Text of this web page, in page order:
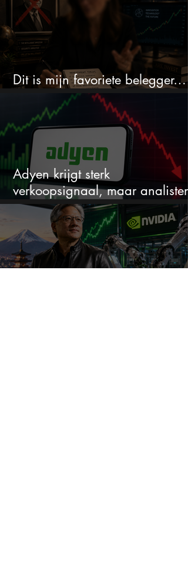
Dit is mijn favoriete belegger…
en het is niet Warren Buffett
Adyen krijgt sterk
verkoopsignaal, maar analisten
zien juist een koopkans